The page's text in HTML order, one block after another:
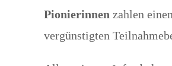
Pionierinnen zahlen einen
vergünstigten